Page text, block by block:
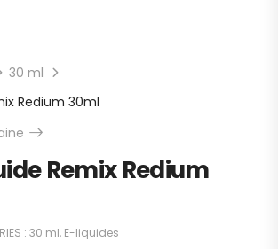
30 ml
Redium 30ml
Remix Redium
: 30 ml, E-liquides